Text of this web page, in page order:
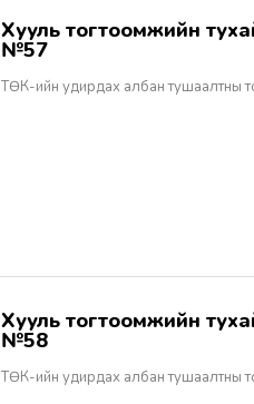
Хууль тогтоомжийн тухай хуулийн хэрэгжилт - Бодлогын асуудал
№57
ТӨК-ийн удирдах албан тушаалтны
Хууль тогтоомжийн тухай хуулийн хэрэгжилт - Бодлогын асуудал
№58
ТӨК-ийн удирдах албан тушаалтны